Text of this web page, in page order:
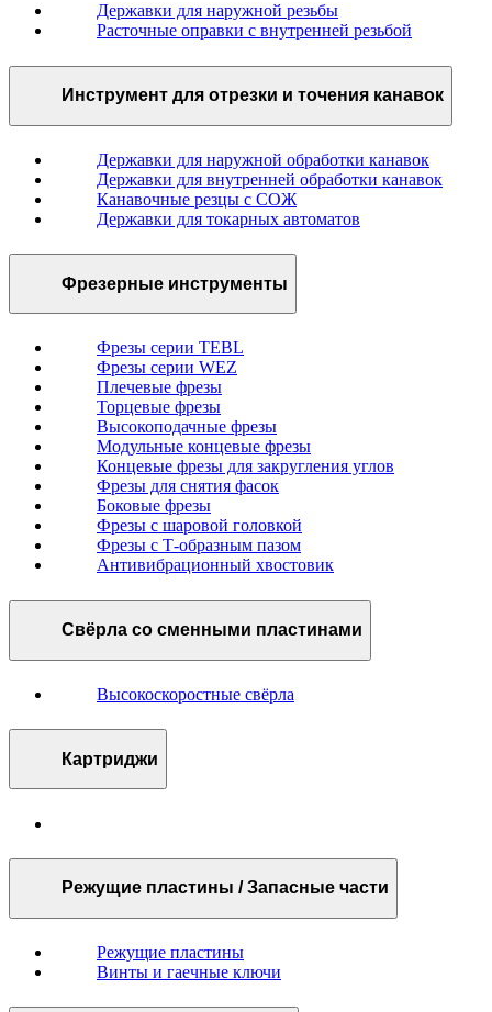
Державки для наружной резьбы
Расточные оправки с внутренней резьбой
Инструмент для отрезки и точения канавок
Державки для наружной обработки канавок
Державки для внутренней обработки канавок
Канавочные резцы с СОЖ
Державки для токарных автоматов
Фрезерные инструменты
Фрезы серии TEBL
Фрезы серии WEZ
Плечевые фрезы
Торцевые фрезы
Высокоподачные фрезы
Модульные концевые фрезы
Концевые фрезы для закругления углов
Фрезы для снятия фасок
Боковые фрезы
Фрезы с шаровой головкой
Фрезы с Т-образным пазом
Антивибрационный хвостовик
Свёрла со сменными пластинами
Высокоскоростные свёрла
Картриджи
Режущие пластины / Запасные части
Режущие пластины
Винты и гаечные ключи